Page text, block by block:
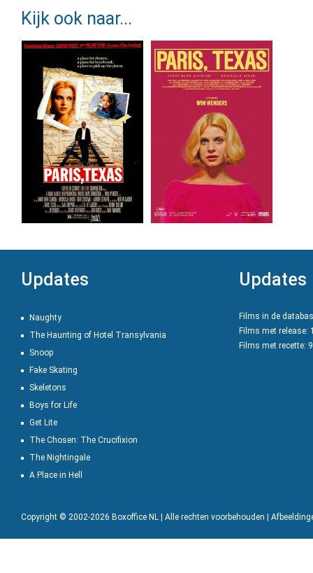
Kijk ook naar...
Updates
Naughty
The Haunting of Hotel Transylvania
Snoop
Fake Skating
Skeletons
Boys for Life
Get Lite
The Chosen: The Crucifixion
The Nightingale
A Place in Hell
Updates
Films in de
Films met release:
Films met recette:
Copyright © 2002-2026 Boxoffice NL | Alle rechten voorbehouden |